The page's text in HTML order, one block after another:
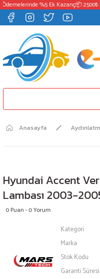
%5 Ek Kazanç📦 2500₺
Anasayfa
Hyundai Accent
Lambası 2003-
0 Puan - 0 Yorum
Kategori
Marka
Stok Kodu
Garanti Süresi